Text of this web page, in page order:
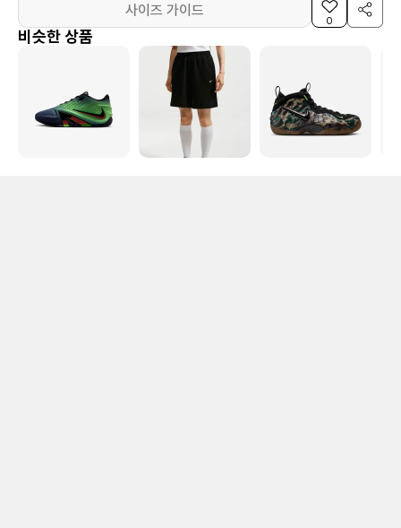
사이즈 가이드
0
비슷한 상품